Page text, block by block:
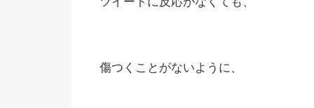
傷つくことがないように、